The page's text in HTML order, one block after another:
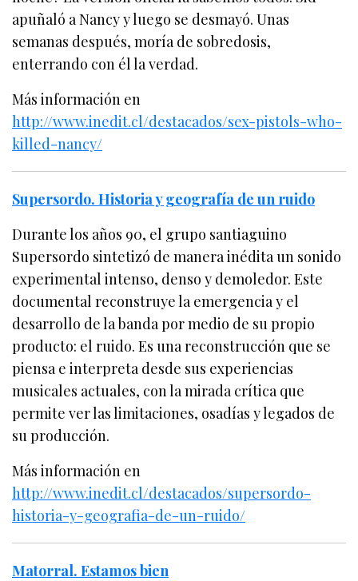
apuñaló a Nancy y luego se desmayó. Unas
semanas después, moría de sobredosis,
enterrando con él la verdad.
Más información en
http://www.inedit.cl/destacados/sex-pistols-who-
killed-nancy/
Supersordo. Historia y geografía de un ruido
Durante los años 90, el grupo santiaguino
Supersordo sintetizó de manera inédita un sonido
experimental intenso, denso y demoledor. Este
documental reconstruye la emergencia y el
desarrollo de la banda por medio de su propio
producto: el ruido. Es una reconstrucción que se
piensa e interpreta desde sus experiencias
musicales actuales, con la mirada crítica que
permite ver las limitaciones, osadías y legados de
su producción.
Más información en
http://www.inedit.cl/destacados/supersordo-
historia-y-geografia-de-un-ruido/
Matorral. Estamos bien